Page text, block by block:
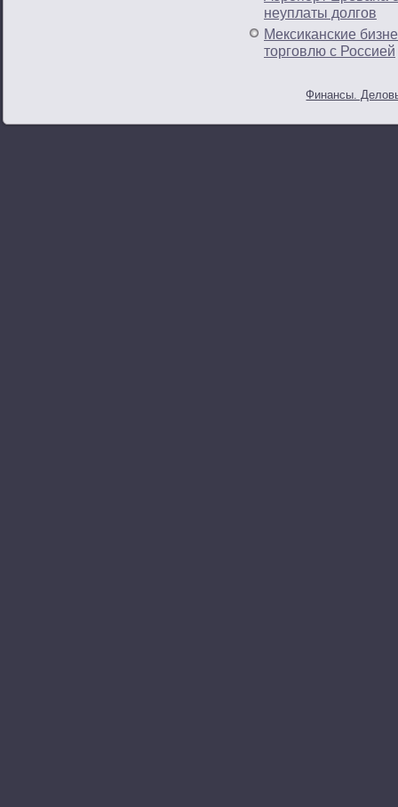
неуплаты долгов
Мексиканские
торговлю с Россией
Финансы.